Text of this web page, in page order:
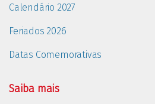
Calendário 2027
Feriados 2026
Datas Comemorativas
Saiba mais